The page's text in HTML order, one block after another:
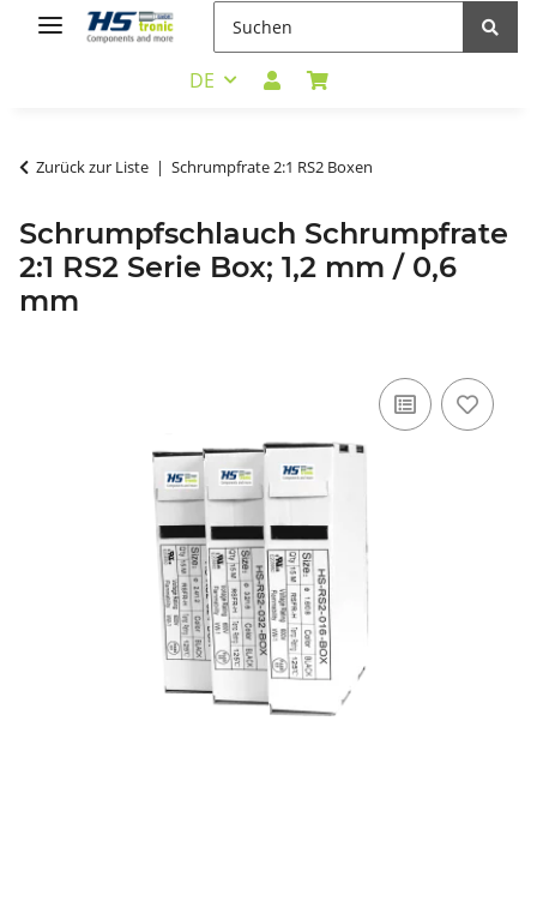
DE
Zurück zur Liste Schrumpfrate 2:1 RS2 Boxen
Schrumpfschlauch Schrumpfrate
2:1 RS2 Serie Box; 1,2 mm / 0,6
mm